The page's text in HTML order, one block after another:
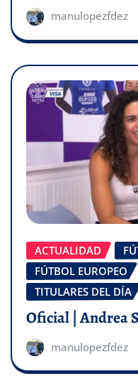
manulopezfdez
ACTUALIDAD
FÚTBOL EUROPEO
TITULARES DEL DÍA
Oficial | Andrea
manulopezfdez